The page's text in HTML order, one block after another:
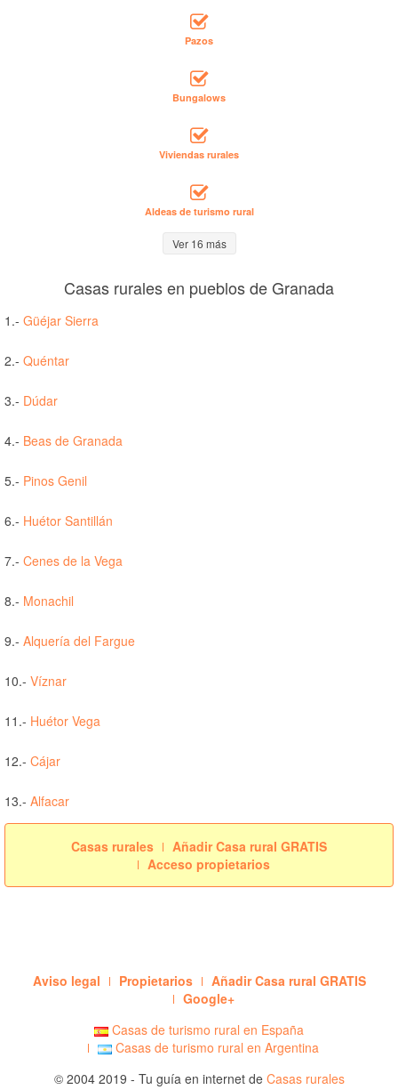
Pazos
Bungalows
Viviendas rurales
Aldeas de turismo rural
Ver 16 más
Casas rurales en pueblos de Granada
1.- Güéjar Sierra
2.- Quéntar
3.- Dúdar
4.- Beas de Granada
5.- Pinos Genil
6.- Huétor Santillán
7.- Cenes de la Vega
8.- Monachil
9.- Alquería del Fargue
10.- Víznar
11.- Huétor Vega
12.- Cájar
13.- Alfacar
Casas rurales
Añadir Casa rural GRATIS
Acceso propietarios
Aviso legal Propietarios
Añadir Casa rural GRATIS
Google+
Casas de turismo rural en España
Casas de turismo rural en Argentina
© 2004 2019 - Tu guía en internet de Casas rurales